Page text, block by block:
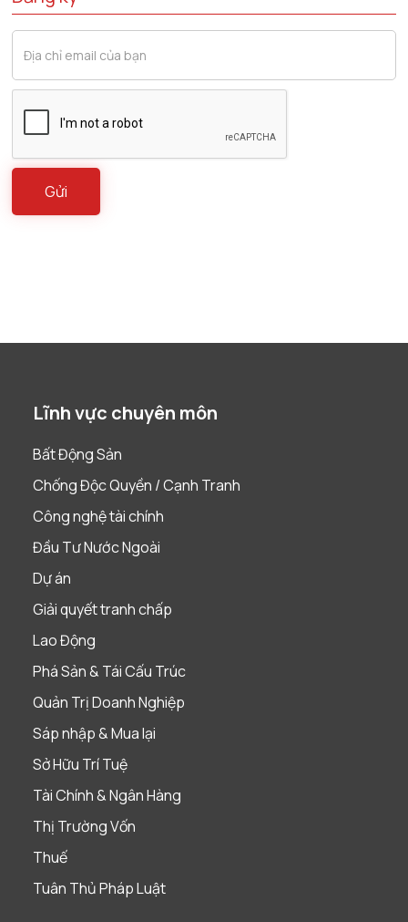
Lĩnh vực chuyên môn
Bất Động Sản
Chống Độc Quyền / Cạnh Tranh
Công nghệ tài chính
Đầu Tư Nước Ngoài
Dự án
Giải quyết tranh chấp
Lao Động
Phá Sản & Tái Cấu Trúc
Quản Trị Doanh Nghiệp
Sáp nhập & Mua lại
Sở Hữu Trí Tuệ
Tài Chính & Ngân Hàng
Thị Trường Vốn
Thuế
Tuân Thủ Pháp Luật